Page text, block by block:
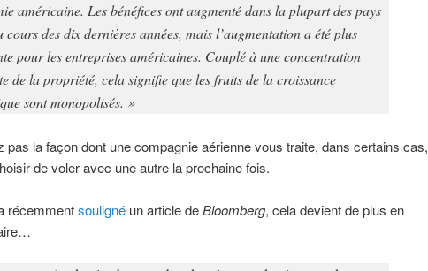
américaine. Les bénéfices ont augmenté dans la plupart des pays
cours des dix dernières années, mais l’augmentation a été plus
pour les entreprises américaines. Couplé à une concentration
de la propriété, cela signifie que les fruits de la croissance
sont monopolisés. »
pas la façon dont une compagnie aérienne vous traite, dans certains cas,
de voler avec une autre la prochaine fois.
récemmentsoulignéun article deBloomberg, cela devient de plus en